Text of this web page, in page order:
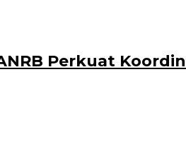
Perkuat